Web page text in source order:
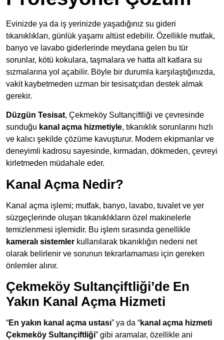
Evinizde ya da iş yerinizde yaşadığınız su gideri
tıkanıklıkları, günlük yaşamı altüst edebilir. Özellikle mutfak,
banyo ve lavabo giderlerinde meydana gelen bu tür
sorunlar, kötü kokulara, taşmalara ve hatta alt katlara su
sızmalarına yol açabilir. Böyle bir durumla karşılaştığınızda,
vakit kaybetmeden uzman bir tesisatçıdan destek almak
gerekir.
Düzgün Tesisat, Çekmeköy Sultançiftliği ve çevresinde
sunduğu kanal açma hizmetiyle, tıkanıklık sorunlarını hızlı
ve kalıcı şekilde çözüme kavuşturur. Modern ekipmanlar ve
deneyimli kadrosu sayesinde, kırmadan, dökmeden, çevreyi
kirletmeden müdahale eder.
Kanal Açma Nedir?
Kanal açma işlemi; mutfak, banyo, lavabo, tuvalet ve yer
süzgeçlerinde oluşan tıkanıklıkların özel makinelerle
temizlenmesi işlemidir. Bu işlem sırasında genellikle
kameralı sistemler kullanılarak tıkanıklığın nedeni net
olarak belirlenir ve sorunun tekrarlamaması için gereken
önlemler alınır.
Çekmeköy Sultançiftliği’de En
Yakın Kanal Açma Hizmeti
“En yakın kanal açma ustası” ya da “kanal açma hizmeti
Çekmeköy Sultançiftliği” gibi aramalar, özellikle ani